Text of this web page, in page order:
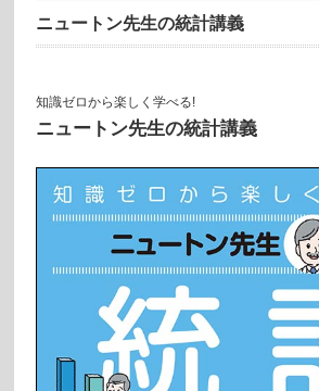
ニュートン先生の統計講義
知識ゼロから楽しく学べる!
ニュートン先生の統計講義